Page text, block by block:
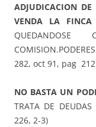
ADJUDICACION
VENDA LA FINCA
282, oct 91, pag
NO BASTA UN
TRATA DE
226, 2-3)